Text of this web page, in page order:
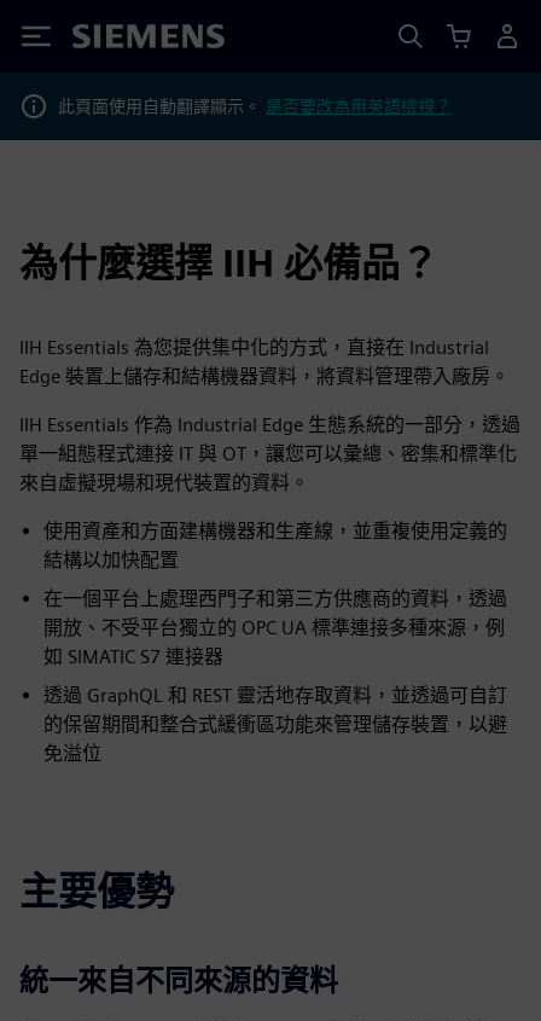
Siemens
此頁面使用自動翻譯顯示。 是否要改為用英語檢視？
為什麼選擇 IIH 必備品？
IIH Essentials 為您提供集中化的方式，直接在 Industrial
Edge 裝置上儲存和結構機器資料，將資料管理帶入廠房。
IIH Essentials 作為 Industrial Edge 生態系統的一部分，透過
單一組態程式連接 IT 與 OT，讓您可以彙總、密集和標準化
來自虛擬現場和現代裝置的資料。
使用資產和方面建構機器和生產線，並重複使用定義的
結構以加快配置
在一個平台上處理西門子和第三方供應商的資料，透過
開放、不受平台獨立的 OPC UA 標準連接多種來源，例
如 SIMATIC S7 連接器
透過 GraphQL 和 REST 靈活地存取資料，並透過可自訂
的保留期間和整合式緩衝區功能來管理儲存裝置，以避
免溢位
主要優勢
統一來自不同來源的資料